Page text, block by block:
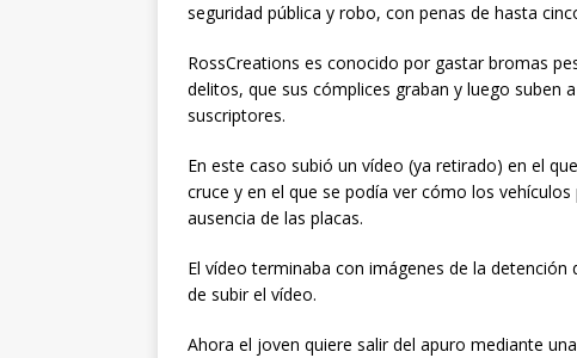
seguridad pública y robo, con penas de hasta
RossCreations es conocido por gastar bromas
delitos, que sus cómplices graban y luego suben
suscriptores.
En este caso subió un vídeo (ya retirado) en el
cruce y en el que se podía ver cómo los
ausencia de las placas.
El vídeo terminaba con imágenes de la
de subir el vídeo.
Ahora el joven quiere salir del apuro mediante